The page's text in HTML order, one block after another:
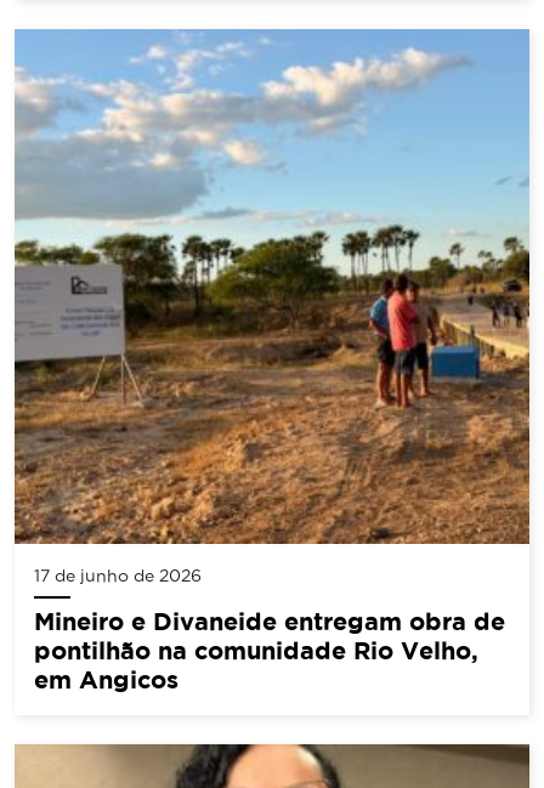
17 de junho de 2026
Mineiro e Divaneide entregam obra de
pontilhão na comunidade Rio Velho,
em Angicos